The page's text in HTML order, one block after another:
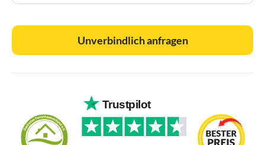
Unverbindlich anfragen